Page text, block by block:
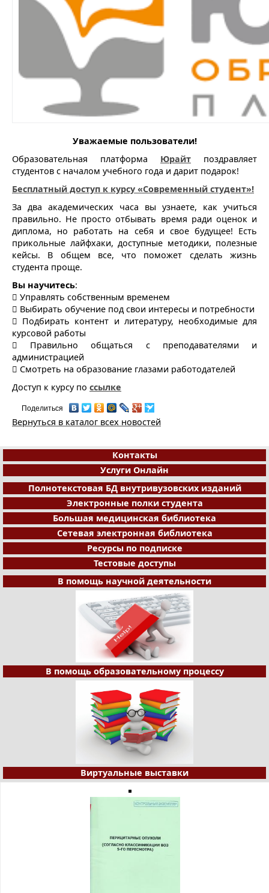
Уважаемые пользователи!
Образовательная платформа Юрайт поздравляет
студентов с началом учебного года и дарит подарок!
Бесплатный доступ к курсу «Современный студент»!
За два академических часа вы узнаете, как учиться
правильно. Не просто отбывать время ради оценок и
диплома, но работать на себя и свое будущее! Есть
прикольные лайфхаки, доступные методики, полезные
кейсы. В общем все, что поможет сделать жизнь
студента проще.
Вы научитесь:
 Управлять собственным временем
 Выбирать обучение под свои интересы и потребности
 Подбирать контент и литературу, необходимые для
курсовой работы
 Правильно общаться с преподавателями и
администрацией
 Смотреть на образование глазами работодателей
Доступ к курсу по ссылке
Поделиться
Вернуться в каталог всех новостей
Контакты
Услуги Онлайн
Полнотекстовая БД внутривузовских изданий
Электронные полки студента
Большая медицинская библиотека
Сетевая электронная библиотека
Ресурсы по подписке
Тестовые доступы
В помощь научной деятельности
В помощь образовательному процессу
Виртуальные выставки